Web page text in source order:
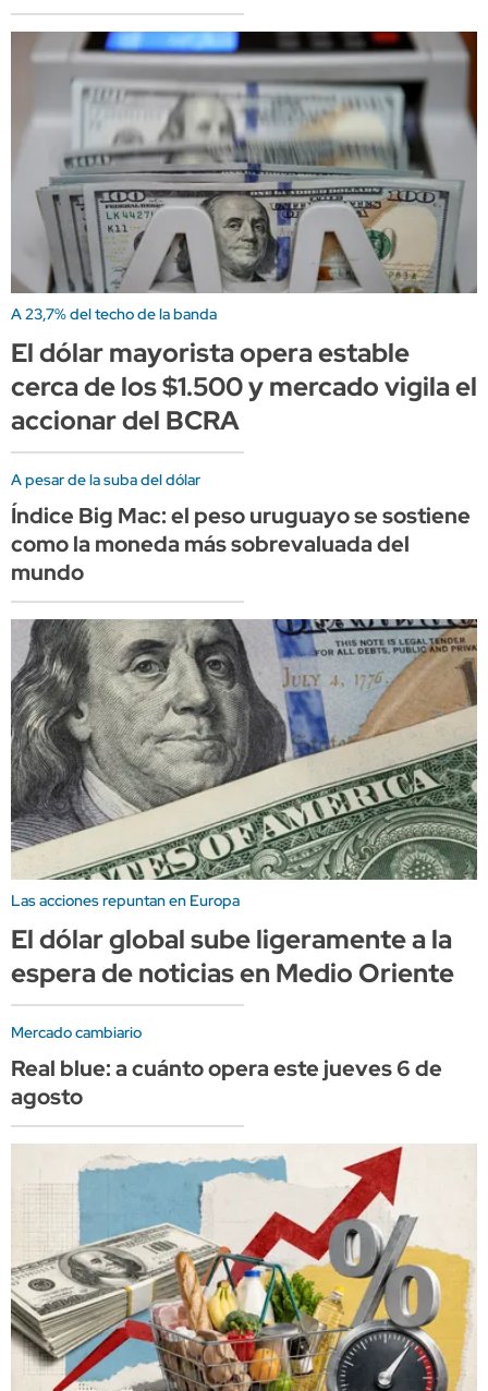
A 23,7% del techo de la banda
El dólar mayorista opera estable
cerca de los $1.500 y mercado vigila el
accionar del BCRA
A pesar de la suba del dólar
Índice Big Mac: el peso uruguayo se sostiene
como la moneda más sobrevaluada del
mundo
Las acciones repuntan en Europa
El dólar global sube ligeramente a la
espera de noticias en Medio Oriente
Mercado cambiario
Real blue: a cuánto opera este jueves 6 de
agosto